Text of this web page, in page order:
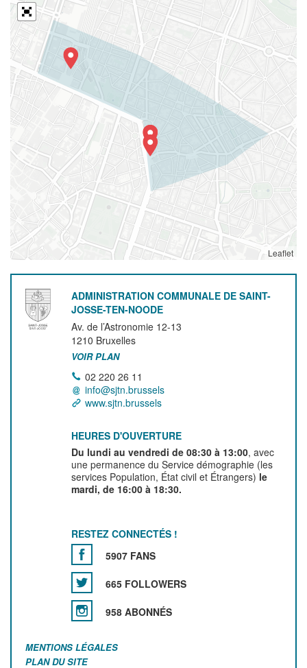
Leaflet
ADMINISTRATION COMMUNALE DE SAINT-
JOSSE-TEN-NOODE
Av. de l’Astronomie 12-13
1210 Bruxelles
VOIR PLAN
02 220 26 11
info@sjtn.brussels
www.sjtn.brussels
HEURES D'OUVERTURE
Du lundi au vendredi de 08:30 à 13:00, avec
une permanence du Service démographie (les
services Population, État civil et Étrangers) le
mardi, de 16:00 à 18:30.
RESTEZ CONNECTÉS !
5907 FANS
665 FOLLOWERS
958 ABONNÉS
MENTIONS LÉGALES
PLAN DU SITE